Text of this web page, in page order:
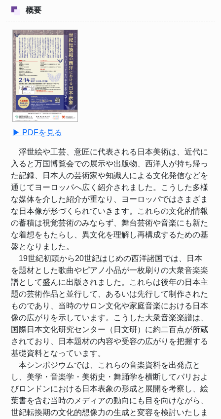
概要
▶ PDFを見る
浮世絵や工芸、意匠に代表される日本美術は、近代に
入ると万国博覧会での展示や出版物、西洋人が持ち帰っ
た記録、日本人の芸術家や知識人による文化発信などを
通じてヨーロッパへ広く紹介されました。こうした多様
な媒体を介した紹介が重なり、ヨーロッパではさまざま
な日本像が形づくられていきます。これらの文化的情報
の蓄積は視覚芸術のみならず、舞台芸術や音楽にも新た
な着想をもたらし、異文化を理解し再構成するための基
盤となりました。
19世紀初頭から20世紀はじめの西洋諸国では、日本
を題材とした歌曲やピアノ小品が一枚刷りの大衆音楽楽
譜として盛んに出版されました。これらは後年の日本主
題の芸術作品と並行して、あるいは先行して制作された
ものであり、当時のサロン文化や家庭音楽における日本
像の広がりを示しています。こうした大衆音楽楽譜は、
国際日本文化研究センター（日文研）に約二百点が所蔵
されており、日本題材の内容や受容の広がりを把握する
基礎資料となっています。
本シンポジウムでは、これらの音楽資料を出発点と
し、美学・音楽学・美術史・舞踊学を横断してパリおよ
びロンドンにおける日本表象の形成と展開を考察し、絵
葉書を含む当時のメディアの動向にも目を向けながら、
世紀転換期の文化的想像力の生成と変容を検討いたしま